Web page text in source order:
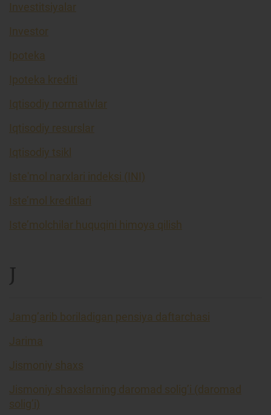
Investitsiyalar
Investor
Ipoteka
Ipoteka krediti
Iqtisodiy normativlar
Iqtisodiy resurslar
Iqtisodiy tsikl
Iste'mol narxlari indeksi (INI)
Iste’mol kreditlari
Iste’molchilar huquqini himoya qilish
J
Jamg’arib boriladigan pensiya daftarchasi
Jarima
Jismoniy shaxs
Jismoniy shaxslarning daromad solig’i (daromad
solig’i)